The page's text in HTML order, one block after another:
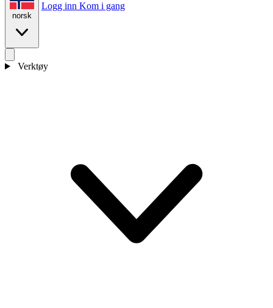
norsk
Logg inn Kom i gang
Verktøy